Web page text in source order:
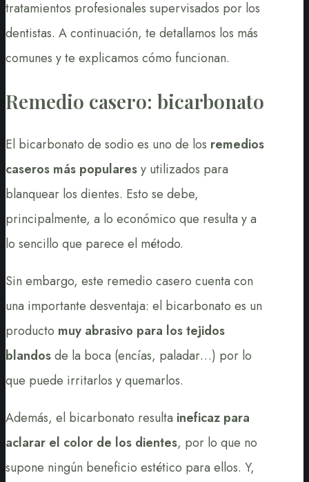
tratamientos profesionales supervisados por los
dentistas. A continuación, te detallamos los más
comunes y te explicamos cómo funcionan.
Remedio casero: bicarbonato
El bicarbonato de sodio es uno de los remedios
caseros más popularesy utilizados para
blanquear los dientes. Esto se debe,
principalmente, a lo económico que resulta y a
lo sencillo que parece el método.
Sin embargo, este remedio casero cuenta con
una importante desventaja: el bicarbonato es un
producto muy abrasivo para los tejidos
blandosde la boca (encías, paladar…) por lo
que puede irritarlos y quemarlos.
Además, el bicarbonato resulta ineficaz para
aclarar el color de los dientes, por lo que no
supone ningún beneficio estético para ellos. Y,